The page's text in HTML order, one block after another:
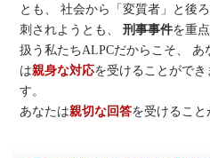
とも、
社会から「変質者」と後
刺されようとも、
刑事事件を重
扱う私たちALPCだからこそ、
あ
は親身な対応を受けることができ
す。
あなたは親切な回答を受けること